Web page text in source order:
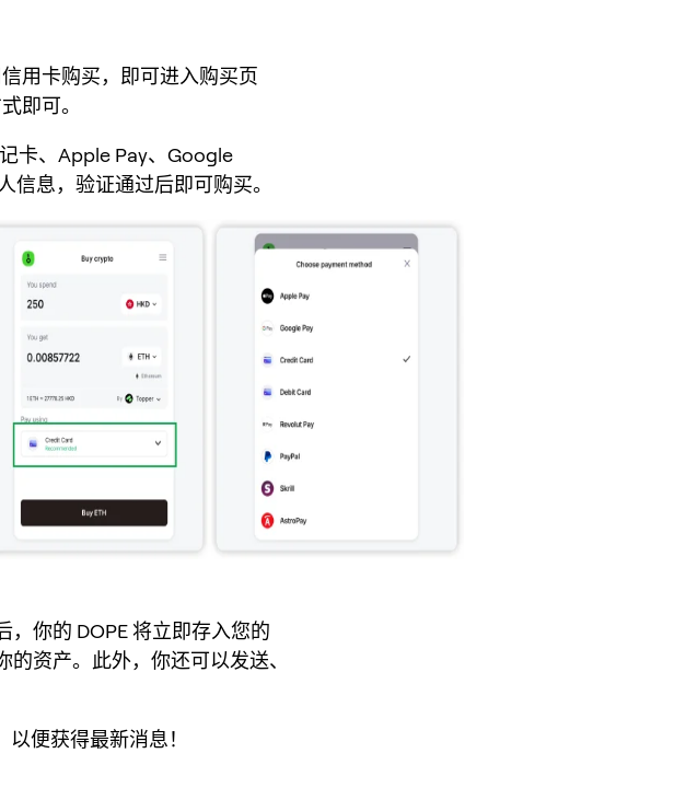
用卡购买，即可进入购买页
即可。
卡、Apple Pay、Google
信息，验证通过后即可购买。
，你的 DOPE 将立即存入您的
资产。此外，你还可以发送、
以便获得最新消息！